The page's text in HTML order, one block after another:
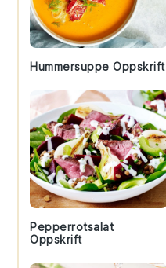
Hummersuppe Oppskrift
Pepperrotsalat
Oppskrift